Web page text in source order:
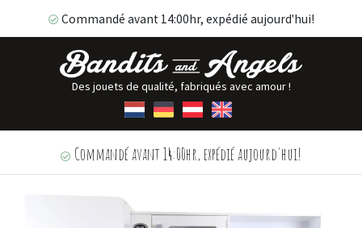
Commandé avant 14:00hr, expédié aujourd'hui!
Des jouets de qualité, fabriqués avec amour !
Commandé avant 14:00hr, expédié aujourd'hui!